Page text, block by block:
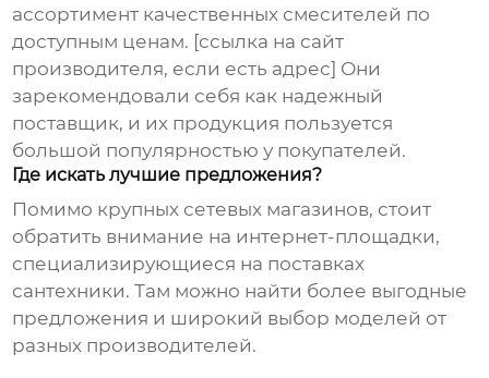
ассортимент качественных смесителей по
доступным ценам. [ссылка на сайт
производителя, если есть адрес] Они
зарекомендовали себя как надежный
поставщик, и их продукция пользуется
большой популярностью у покупателей.
Где искать лучшие предложения?
Помимо крупных сетевых магазинов, стоит
обратить внимание на интернет-площадки,
специализирующиеся на поставках
сантехники. Там можно найти более выгодные
предложения и широкий выбор моделей от
разных производителей.